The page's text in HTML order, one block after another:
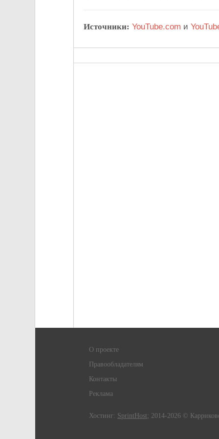
Источники: YouTube.com и
О проекте
Правообладателям
Контакты
Реклама
Хостинг: SprintHost; 2014-2026 ©